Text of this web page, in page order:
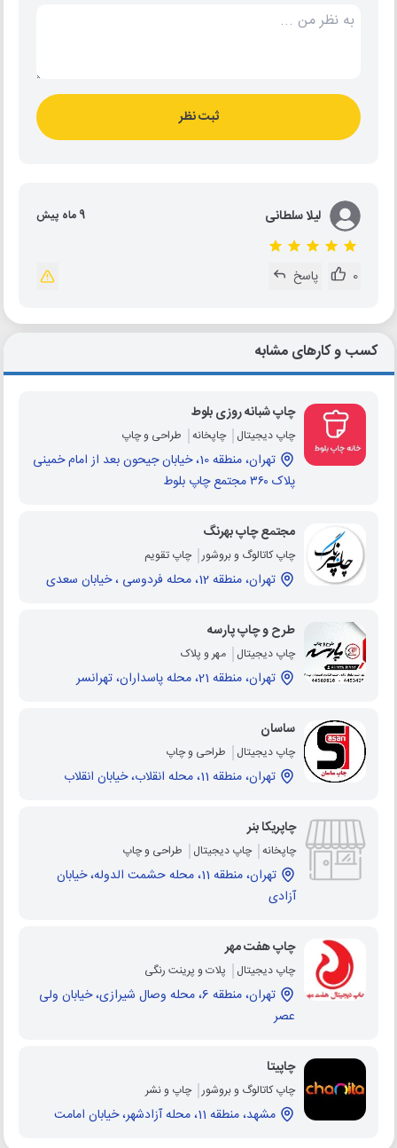
ثبت نظر
لیلا سلطانی 9 ماه پیش
0 پاسخ
کسب و کارهای مشابه
چاپ شبانه روزی بلوط
چاپ دیجیتال چاپخانه طراحی و چاپ
تهران، منطقه 10، خیابان جیحون بعد از امام خمینی
پلاک ۳۶۰ مجتمع چاپ بلوط
مجتمع چاپ بهرنگ
چاپ کاتالوگ و بروشور چاپ تقویم
تهران، منطقه 12، محله فردوسی ، خیابان سعدی
طرح و چاپ پارسه
چاپ دیجیتال مهر و پلاک
تهران، منطقه 21، محله پاسداران، تهرانسر
ساسان
چاپ دیجیتال طراحی و چاپ
تهران، منطقه 11، محله انقلاب، خیابان انقلاب
چاپریکا بنر
چاپخانه چاپ دیجیتال طراحی و چاپ
تهران، منطقه 11، محله حشمت الدوله، خیابان
آزادی
چاپ هفت مهر
چاپ دیجیتال پلات و پرینت رنگی
تهران، منطقه 6، محله وصال شیرازی، خیابان ولی
عصر
چاپیتا
چاپ کاتالوگ و بروشور چاپ و نشر
مشهد، منطقه 11، محله آزادشهر، خیابان امامت